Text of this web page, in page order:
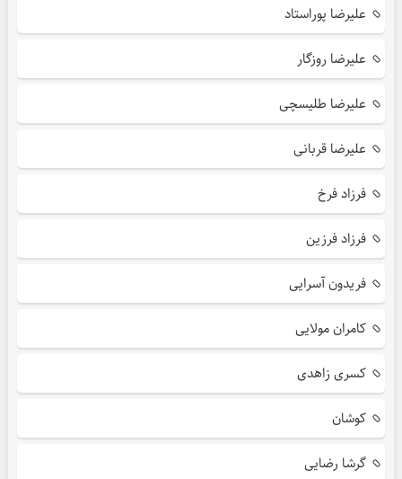
علیرضا پوراستاد
علیرضا روزگار
علیرضا طلیسچی
علیرضا قربانی
فرزاد فرخ
فرزاد فرزین
فریدون آسرایی
کامران مولایی
کسری زاهدی
کوشان
گرشا رضایی